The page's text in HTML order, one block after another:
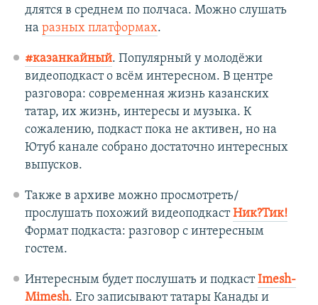
длятся в среднем по полчаса. Можно слушать
на разных платформах.
#казанкайный. Популярный у молодёжи
видеоподкаст о всём интересном. В центре
разговора: современная жизнь казанских
татар, их жизнь, интересы и музыка. К
сожалению, подкаст пока не активен, но на
Ютуб канале собрано достаточно интересных
выпусков.
Также в архиве можно просмотреть/
прослушать похожий видеоподкастНик?Тик!
Формат подкаста: разговор с интересным
гостем.
Интересным будет послушать и подкастImesh-
Mimesh. Его записывают татары Канады и